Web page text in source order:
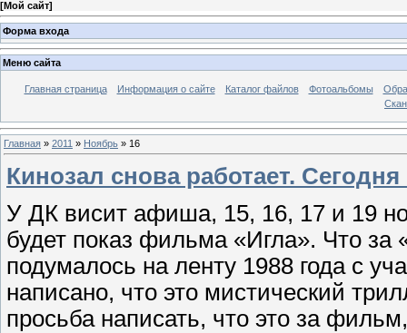
[Мой сайт]
Форма входа
Меню сайта
Главная страница Информация о сайте Каталог файлов Фотоальбомы
Главная » 2011 » Ноябрь » 16
Кинозал снова работает.
У ДК висит афиша, 15, 16, 17 и 19
будет показ фильма «Игла». Что за
подумалось на ленту 1988 года с
написано, что это мистический
просьба написать, что это за